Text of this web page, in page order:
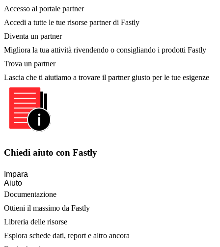
Accesso al portale partner
Accedi a tutte le tue risorse partner di Fastly
Diventa un partner
Migliora la tua attività rivendendo o consigliando i prodotti Fastly
Trova un partner
Lascia che ti aiutiamo a trovare il partner giusto per le tue esigenze
Chiedi aiuto con Fastly
Impara
Aiuto
Documentazione
Ottieni il massimo da Fastly
Libreria delle risorse
Esplora schede dati, report e altro ancora